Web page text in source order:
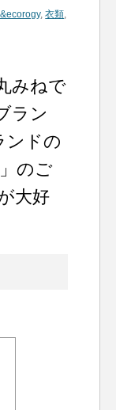
,衣類,
みねで
ラン
ンドの
のご
大好